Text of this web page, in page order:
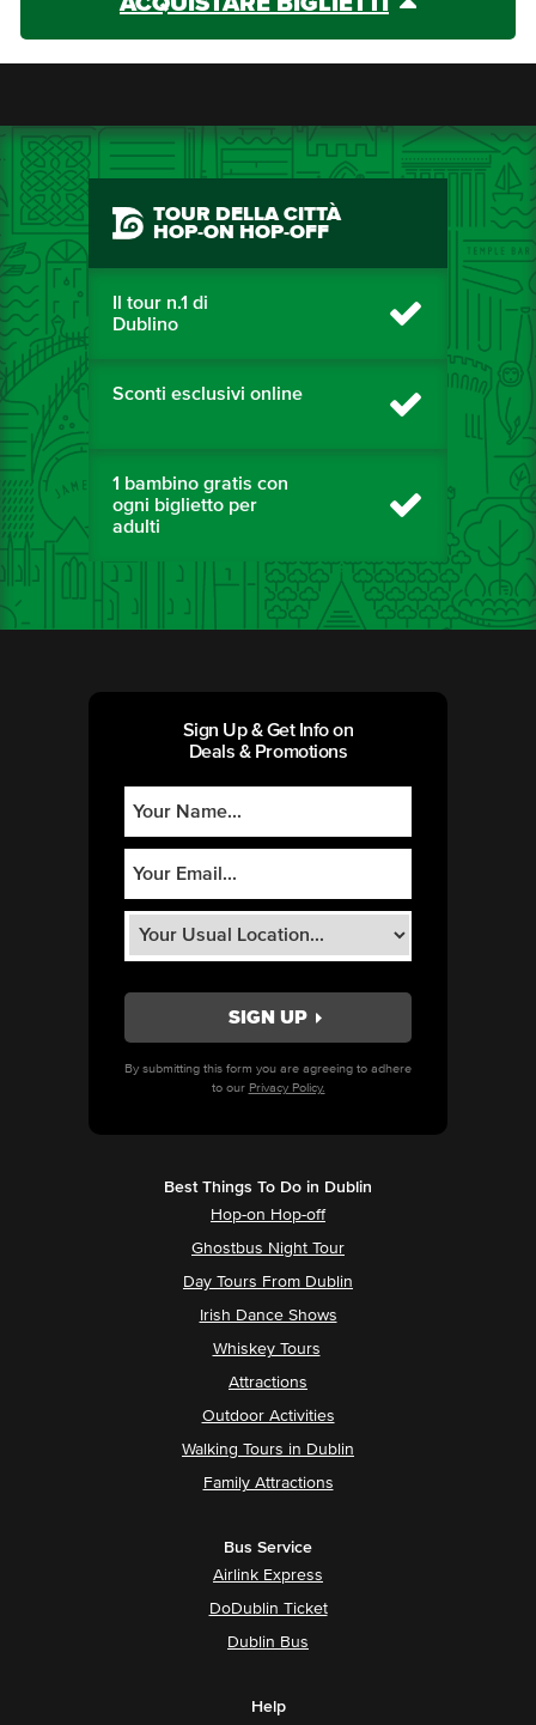
TOUR DELLA CITTÀ
HOP-ON HOP-OFF
Il tour n.1 di
Dublino
Sconti esclusivi online
1 bambino gratis con
ogni biglietto per
adulti
Sign Up & Get Info on
Deals & Promotions
By submitting this form you are agreeing to adhere
to our Privacy Policy.
Best Things To Do in Dublin
Hop-on Hop-off
Ghostbus Night Tour
Day Tours From Dublin
Irish Dance Shows
Whiskey Tours
Attractions
Outdoor Activities
Walking Tours in Dublin
Family Attractions
Bus Service
Airlink Express
DoDublin Ticket
Dublin Bus
Help